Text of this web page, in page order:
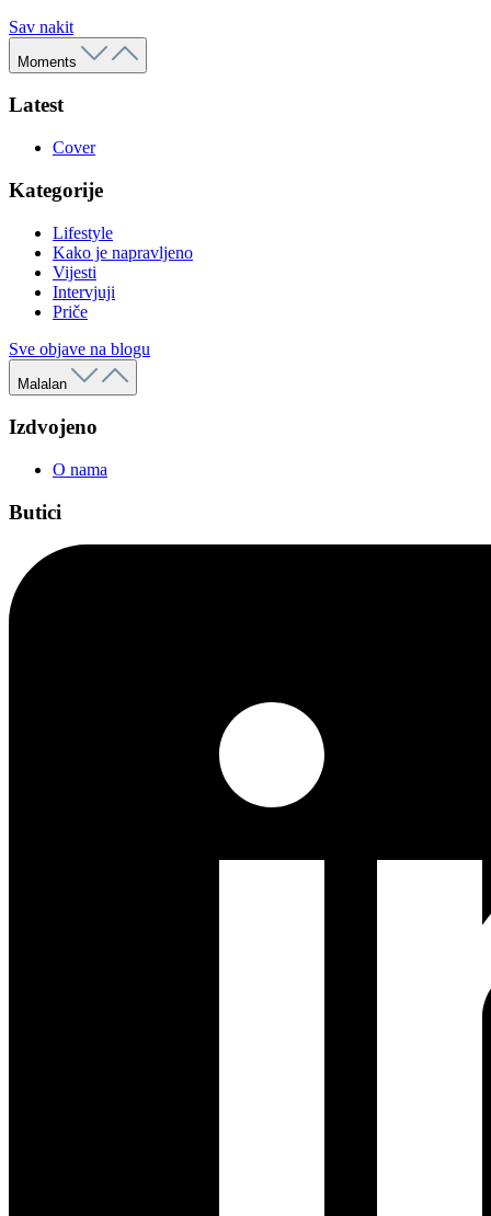
Sav nakit
Moments
Latest
Cover
Kategorije
Lifestyle
Kako je napravljeno
Vijesti
Intervjuji
Priče
Sve objave na blogu
Malalan
Izdvojeno
O nama
Butici